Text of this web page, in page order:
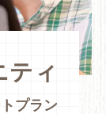
ティ
プラン